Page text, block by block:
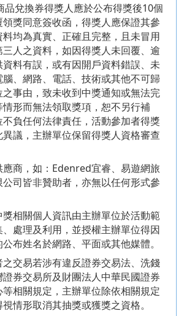
品兌換券得獎人應於公布得獎後10個
獎同意簽收函，得獎人應保證其參
均為真實、正確且完整，且未冒用
人之資料，如因得獎人未回覆、逾
料有誤，或有因開戶資料錯誤、未
、網路、電話、技術或其他不可歸
事由，致未收到中獎通知或無法完
形而無法領取獎項，恕不另行補
負任何法律責任，活動參加者得獎
異議，主辦單位保留得獎人資格審查
應商，如：Edenred宜睿、易遊網旅
司皆非贊助者，亦無以任何形式參
相關個人資訊由主辦單位於活動範
處理及利用，並授權主辦單位得因
布姓名於網路、平面或其他媒體。
交易若涉有違反證券交易法、洗錢
券交易所及財團法人中華民國證券
相關規定，主辦單位除依相關規定
情形取消其抽獎或獲獎之資格。